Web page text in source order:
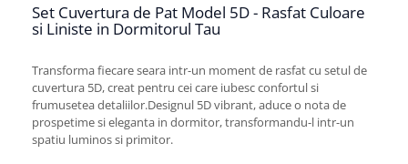
Set Cuvertura de Pat Model 5D - Rasfat Culoare
si Liniste in Dormitorul Tau
Transforma fiecare seara intr-un moment de rasfat cu setul de
cuvertura 5D, creat pentru cei care iubesc confortul si
frumusetea detaliilor.Designul 5D vibrant, aduce o nota de
prospetime si eleganta in dormitor, transformandu-l intr-un
spatiu luminos si primitor.